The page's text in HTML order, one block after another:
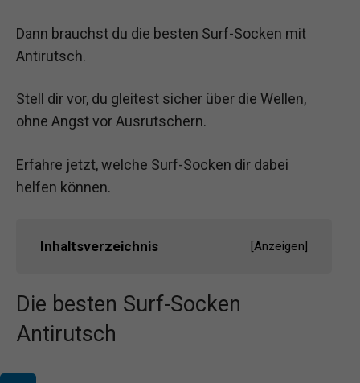
Dann brauchst du die besten Surf-Socken mit
Antirutsch.
Stell dir vor, du gleitest sicher über die Wellen,
ohne Angst vor Ausrutschern.
Erfahre jetzt, welche Surf-Socken dir dabei
helfen können.
Inhaltsverzeichnis [Anzeigen]
Die besten Surf-Socken
Antirutsch